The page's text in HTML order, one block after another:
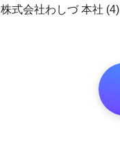
株式会社わしづ 本社 (4)